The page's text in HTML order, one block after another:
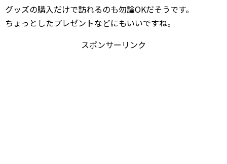
グッズの購入だけで訪れるのも勿論OKだそうです。
ちょっとしたプレゼントなどにもいいですね。
スポンサーリンク